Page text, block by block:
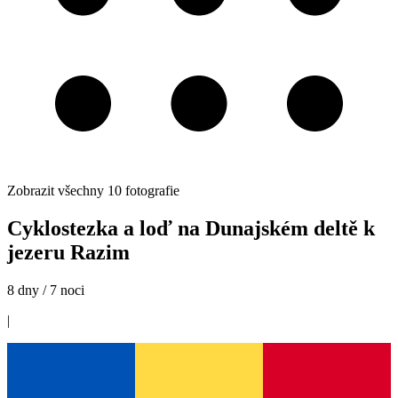
Zobrazit všechny 10 fotografie
Cyklostezka a loď na Dunajském deltě k
jezeru Razim
8 dny / 7 noci
|